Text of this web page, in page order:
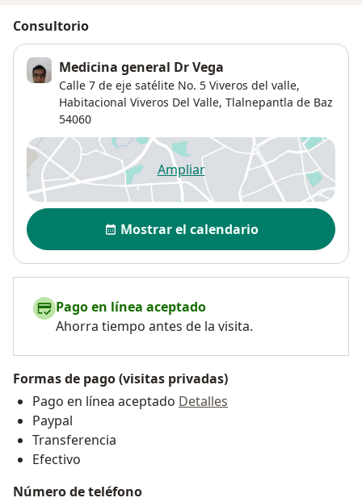
Consultorio
Medicina general Dr Vega
Calle 7 de eje satélite No. 5 Viveros del valle,
Habitacional Viveros Del Valle, Tlalnepantla de Baz
54060
Ampliarse abre en una nueva
Disponibilidad
Mostrar el calendario
Pago en línea aceptado
Ahorra tiempo antes de la visita.
Formas de pago (visitas privadas)
Pago en línea aceptado Detalles
Paypal
Transferencia
Efectivo
Número de teléfono